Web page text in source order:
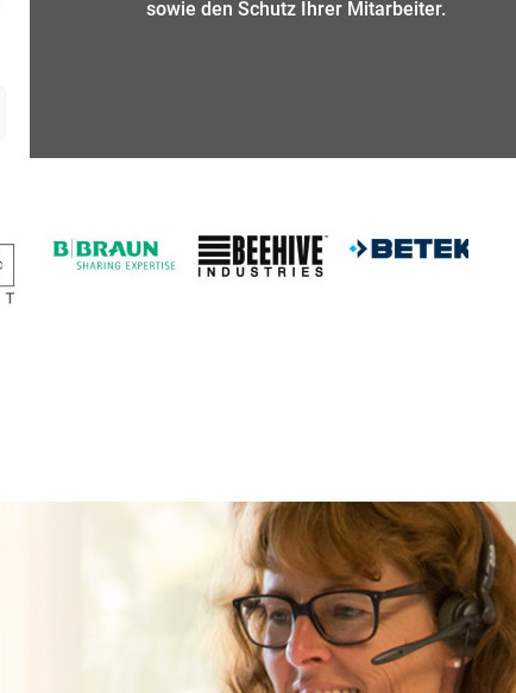
sowie den Schutz Ihrer Mitarbeiter.